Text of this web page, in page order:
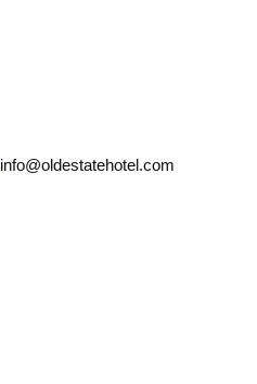
info@oldestatehotel.com